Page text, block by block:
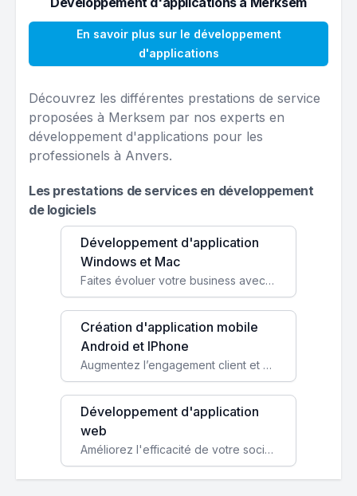
En savoir plus sur le développement
d'applications
Découvrez les différentes prestations de service
proposées à Merksem par nos experts en
développement d'applications pour les
professionels à Anvers.
Les prestations de services en développement
de logiciels
Développement d'application
Windows et Mac
Faites évoluer votre business avec des solutions logicielles personnalisées, parfaitement adaptées à vos besoins spécifiques.
Création d'application mobile
Android et IPhone
Augmentez l’engagement client et simplifiez vos processus avec une application mobile sur mesure, disponible sur iOS et Android.
Développement d'application
web
Améliorez l'efficacité de votre société avec une application web personnalisée accessible partout et tout le temps.